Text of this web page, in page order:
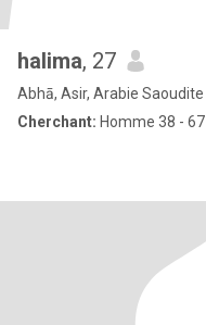
halima, 27
Abhā, Asir, Arabie Saoudite
Cherchant: Homme 38 - 67